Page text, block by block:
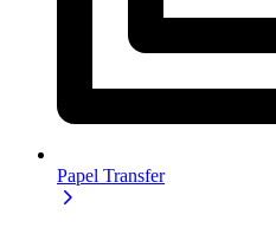
Papel Transfer